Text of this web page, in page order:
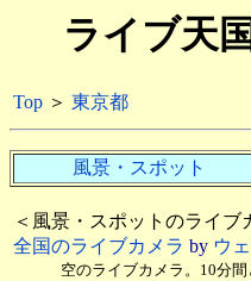
ライブ天
Top ＞ 東京都
風景・スポット
＜風景・スポットのライブ
全国のライブカメラ by ウ
空のライブカメラ。10分